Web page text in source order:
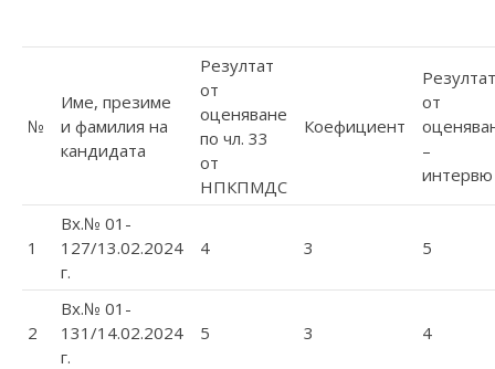
№
Име, презиме
и фамилия на
кандидата
Резултат
от
оценяване
по чл. 33
от
НПКПМДС
Коефициент
Резултат
от
–
интервю
1
Вх.№ 01-
127/13.02.2024
г.
4 3 5
2
Вх.№ 01-
131/14.02.2024
г.
5 3 4